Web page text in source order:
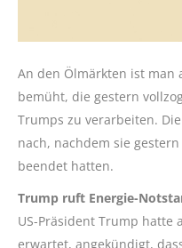
An den Ölmärkten ist man
bemüht, die gestern
Trumps zu verarbeiten.
nach, nachdem sie
beendet hatten.
Trump ruft Energie-
US-Präsident Trump hatte
erwartet, angekündigt,